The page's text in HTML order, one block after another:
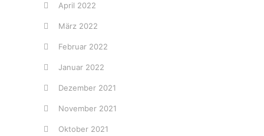
April 2022
März 2022
Februar 2022
Januar 2022
Dezember 2021
November 2021
Oktober 2021